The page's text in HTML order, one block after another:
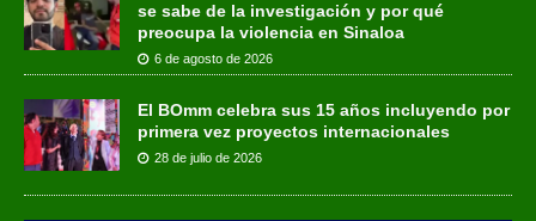
se sabe de la investigación y por qué
preocupa la violencia en Sinaloa
6 de agosto de 2026
El BOmm celebra sus 15 años incluyendo por
primera vez proyectos internacionales
28 de julio de 2026